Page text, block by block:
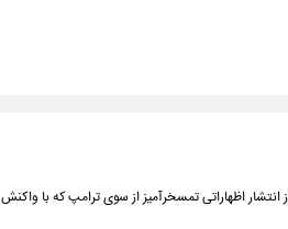
اظهاراتی تمسخرآمیز از سوی ترامپ که با